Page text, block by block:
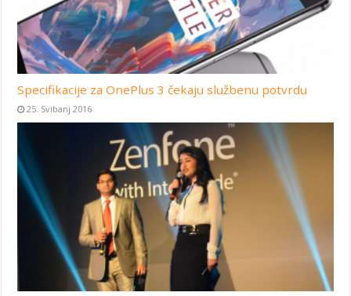
Specifikacije za OnePlus 3 čekaju službenu potvrdu
25. Svibanj 2016